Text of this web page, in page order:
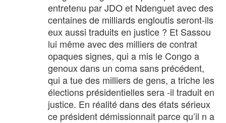
entretenu par JDO et Ndenguet avec des
centaines de milliards engloutis seront-ils
eux aussi traduits en justice ? Et Sassou
lui même avec des milliers de contrat
opaques signes, qui a mis le Congo a
genoux dans un coma sans précédent,
qui a tue des milliers de gens, a triche les
élections présidentielles sera -il traduit en
justice. En réalité dans des états sérieux
ce président démissionnait parce qu’il n a